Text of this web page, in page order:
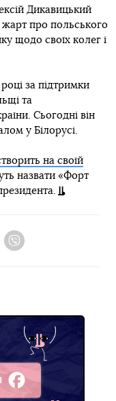
Дикавицький
про польського
щодо своїх колег і
за підтримки
та
Сьогодні він
у Білорусі.
на своїй
назвати «Форт